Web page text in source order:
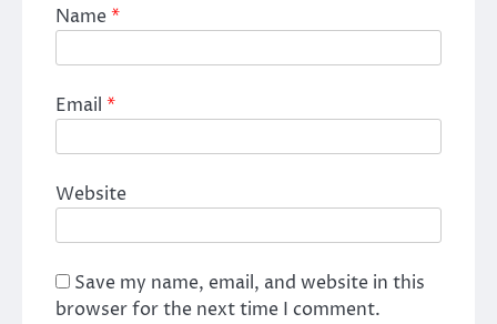
Name*
Email *
Website
Save my name, email, and website in this
browser for the next time I comment.